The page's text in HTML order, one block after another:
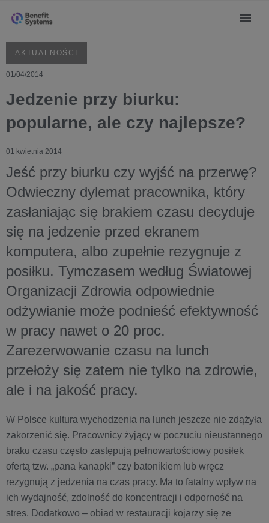
AKTUALNOŚCI
01/04/2014
Jedzenie przy biurku:
popularne, ale czy najlepsze?
01 kwietnia 2014
Jeść przy biurku czy wyjść na przerwę?
Odwieczny dylemat pracownika, który
zasłaniając się brakiem czasu decyduje
się na jedzenie przed ekranem
komputera, albo zupełnie rezygnuje z
posiłku. Tymczasem według Światowej
Organizacji Zdrowia odpowiednie
odżywianie może podnieść efektywność
w pracy nawet o 20 proc.
Zarezerwowanie czasu na lunch
przełoży się zatem nie tylko na zdrowie,
ale i na jakość pracy.
W Polsce kultura wychodzenia na lunch jeszcze nie zdążyła
zakorzenić się. Pracownicy żyjący w poczuciu nieustannego
braku czasu często zastępują pełnowartościowy posiłek
ofertą tzw. „pana kanapki” czy batonikiem lub wręcz
rezygnują z jedzenia na czas pracy. Ma to fatalny wpływ na
ich wydajność, zdolność do koncentracji i odporność na
stres. Dodatkowo – obiad w restauracji kojarzy się ze